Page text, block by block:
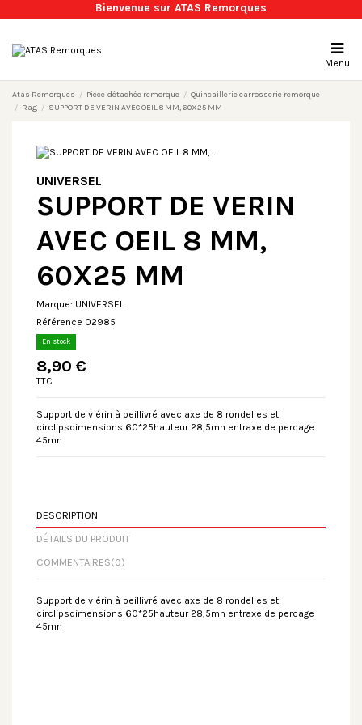
Bienvenue sur ATAS Remorques
Menu
Atas Remorques Pièce détachée remorque
Quincaillerie carrosserie remorque
Rag
SUPPORT DE VERIN AVEC OEIL 8 MM, 60X25 MM
UNIVERSEL
SUPPORT DE VERIN
AVEC OEIL 8 MM,
60X25 MM
Marque: UNIVERSEL
Référence 02985
En stock
8,90 €
TTC
Support de v érin à oeillivré avec axe de 8 rondelles et
circlipsdimensions 60*25hauteur 28,5mn entraxe de percage
45mn
DESCRIPTION
DÉTAILS DU PRODUIT
COMMENTAIRES(0)
Support de v érin à oeillivré avec axe de 8 rondelles et
circlipsdimensions 60*25hauteur 28,5mn entraxe de percage
45mn